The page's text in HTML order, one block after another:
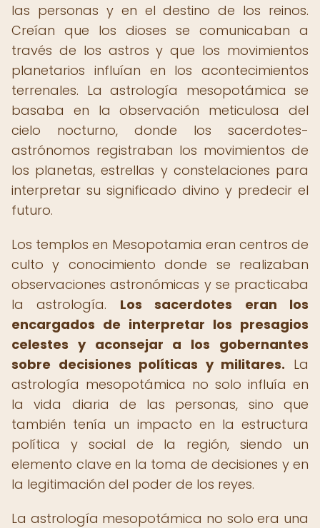
las personas y en el destino de los reinos.
Creían que los dioses se comunicaban a
través de los astros y que los movimientos
planetarios influían en los acontecimientos
terrenales. La astrología mesopotámica se
basaba en la observación meticulosa del
cielo nocturno, donde los sacerdotes-
astrónomos registraban los movimientos de
los planetas, estrellas y constelaciones para
interpretar su significado divino y predecir el
futuro.
Los templos en Mesopotamia eran centros de
culto y conocimiento donde se realizaban
observaciones astronómicas y se practicaba
la astrología. Los sacerdotes eran los
encargados de interpretar los presagios
celestes y aconsejar a los gobernantes
sobre decisiones políticas y militares. La
astrología mesopotámica no solo influía en
la vida diaria de las personas, sino que
también tenía un impacto en la estructura
política y social de la región, siendo un
elemento clave en la toma de decisiones y en
la legitimación del poder de los reyes.
La astrología mesopotámica no solo era una